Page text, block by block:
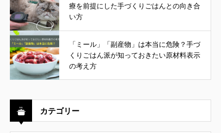
療を前提にした手づくりごはんとの向き合
い方
「ミール」「副産物」は本当に危険？手づ
くりごはん派が知っておきたい原材料表示
の考え方
カテゴリー